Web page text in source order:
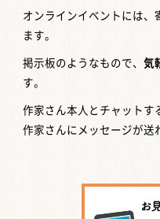
オンラインイベントには、
ます。
掲示板のようなもので、気
す。
作家さん本人とチャットす
作家さんにメッセージが送